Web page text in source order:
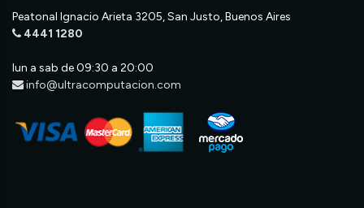
Peatonal Ignacio Arieta 3205, San Justo, Buenos Aires
4441 1280
lun a sab de 09:30 a 20:00
info@ultracomputacion.com